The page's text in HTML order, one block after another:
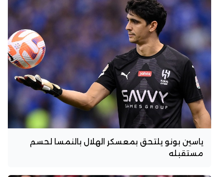
ياسين بونو يلتحق بمعسكر الهلال بالنمسا لحسم
مستقبله